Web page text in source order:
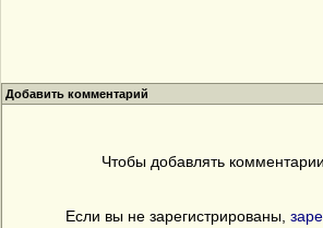
Добавить комментарий
Чтобы добавлять комментарии
Если вы не зарегистрированы,